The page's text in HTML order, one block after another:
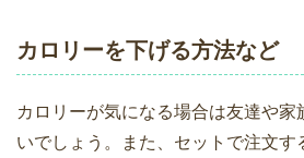
カロリーを下げる方法など
カロリーが気になる場合は友達や家
いでしょう。また、セットで注文す